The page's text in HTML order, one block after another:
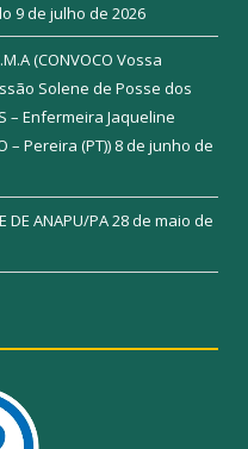
9 de julho de 2026
(CONVOCO Vossa
Solene de Posse dos
– Enfermeira Jaqueline
– Pereira (PT)) 8 de junho de
DE ANAPU/PA28 de maio de